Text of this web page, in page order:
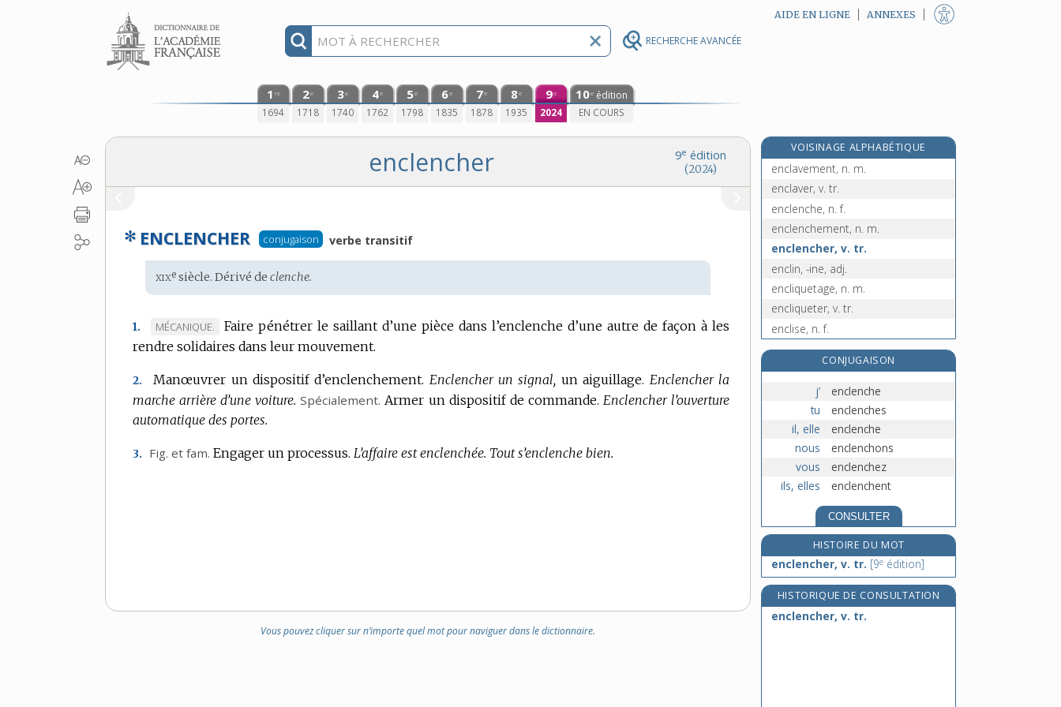
RECHERCHE AVANCÉE
Aller au contenu AIDE EN LIGNE ANNEXES
1 re
1694
2e
1718
3e
1740
4e
1762
5e
1798
6e
1835
7e
1878
8e
1935
9e
2024
10e édition
EN COURS
9e édition
(2024)
enclencher
✻ ENCLENCHER conjugaison verbe transitif
Étymologie
:
xixe siècle. Dérivé declenche.
1.
MARQUE
DE
:
MÉCANIQUE.
Faire pénétrer le saillant d’une pièce dans l’enclenche d’une autre de façon à les
rendre solidaires dans leur mouvement.
2. Manœuvrer un dispositif d’enclenchement. Enclencher un signal, un aiguillage. Enclencher la
marche arrière d’une voiture. Spécialement. Armer un dispositif de commande. Enclencher l’ouverture
automatique des portes.
3. Fig. etfam. Engager un processus. L’affaire est enclenchée. Tout s’enclenche bien.
Vous pouvez cliquer sur n’importe quel mot pour naviguer dans le dictionnaire.
VOISINAGE ALPHABÉTIQUE
enclavé, -ée, adj.
enclavement, n. m.
enclaver, v. tr.
enclenche, n. f.
enclenchement, n. m.
enclencher, v. tr.
enclin, -ine, adj.
encliquetage, n. m.
encliqueter, v. tr.
enclise, n. f.
enclitique, adj.
enclore, v. tr.
enclos [I], n. m.
enclos, -ose [II], adj.
enclouage, n. m.
CONJUGAISON
j’
enclenche
tu
enclenches
il, elle
enclenche
nous
enclenchons
vous
enclenchez
ils, elles
enclenchent
CONSULTER
HISTOIRE DU MOT
enclencher, v. tr. [9e édition]
HISTORIQUE DE CONSULTATION
enclencher, v. tr.